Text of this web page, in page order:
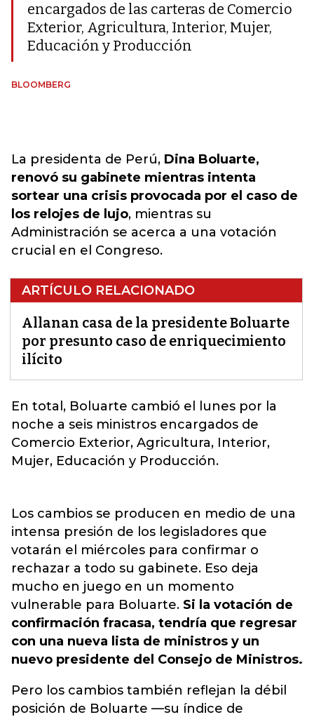
encargados de las carteras de Comercio
Exterior, Agricultura, Interior, Mujer,
Educación y Producción
BLOOMBERG
La presidenta de Perú, Dina Boluarte,
renovó su gabinete mientras intenta
sortear una crisis provocada por el caso de
los relojes de lujo, mientras su
Administración se acerca a una votación
crucial en el Congreso.
ARTÍCULO RELACIONADO
Allanan casa de la presidente Boluarte
por presunto caso de enriquecimiento
ilícito
En total, Boluarte cambió el lunes por la
noche a seis ministros encargados de
Comercio Exterior, Agricultura, Interior,
Mujer, Educación y Producción.
Los cambios se producen en medio de una
intensa presión de los legisladores que
votarán el miércoles para confirmar o
rechazar a todo su gabinete. Eso deja
mucho en juego en un momento
vulnerable para Boluarte. Si la votación de
confirmación fracasa, tendría que regresar
con una nueva lista de ministros y un
nuevo presidente del Consejo de Ministros.
Pero los cambios también reflejan la débil
posición de Boluarte —su índice de